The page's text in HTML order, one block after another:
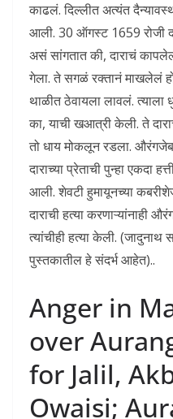
काढलं. दिल्लीत अत्यंत
आली. 30 ऑगस्ट 1659 रोजी
असं सांगतात की, दाराचं
गेला. ते सगळं रक्तानं माखलेलं
थाळीत ठेवायला लावलं. त्याला
का, याची खआत्री केली. ते
तो धाय मोकलून रडला.
दाराच्या प्रेताची पुन्हा एकदा
आली. शेवटी हुमायूनच्या
दाराची हत्या करणाऱ्यांनाही
त्यांचीही हत्या केली.
पुस्तकातील हे संदर्भ आहेत)..
Anger in
over
for Jalil,
Owaisi;